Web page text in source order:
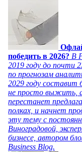
победить в 2026? В
2019 году до почти
по прогнозам
2029 году
не просто выжить, а
перестанет
полках, и начнет
эту тему с
Виноградовой,
бизнесе, автором
Business Blog.